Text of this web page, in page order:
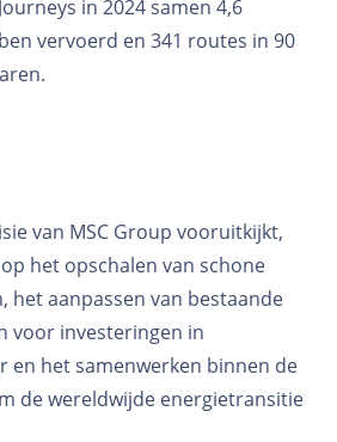
in 2024 samen 4,6
vervoerd en 341 routes in 90
van MSC Group vooruitkijkt,
het opschalen van schone
het aanpassen van bestaande
voor investeringen in
en het samenwerken binnen de
de wereldwijde energietransitie